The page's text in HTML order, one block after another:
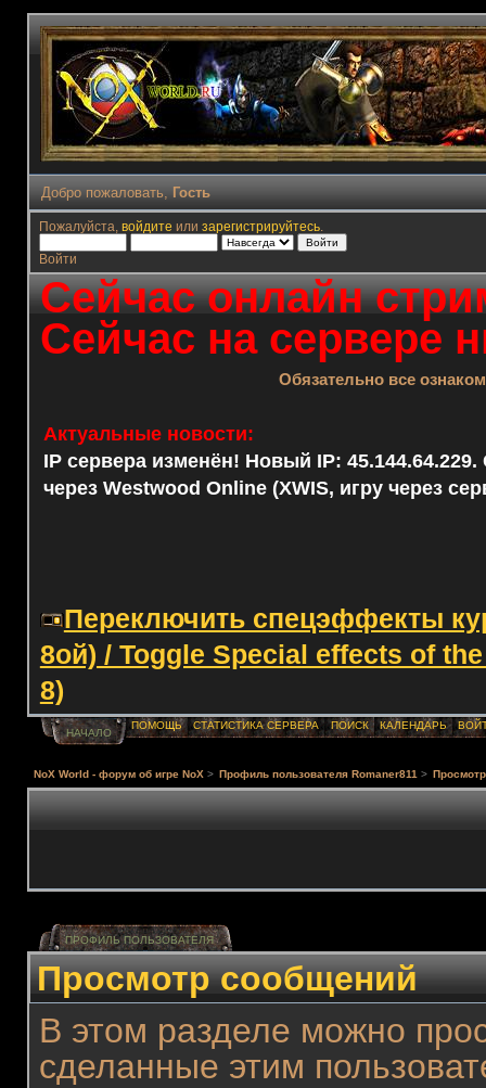
Добро пожаловать, Гость
Пожалуйста, войдите или зарегистрируйтесь.
Войти
Сейчас онлайн
Сейчас на сервере
Обязательно все
Актуальные новости:
IP сервера изменён! Новый IP: 45.144.64.229.
через Westwood Online (XWIS, игру через
Переключить спецэффекты
8ой) / Toggle Special effects of
8)
НАЧАЛО
ПОМОЩЬ СТАТИСТИКА СЕРВЕРА ПОИСК КАЛЕНДАРЬ
NoX World - форум об игре NoX > Профиль пользователя Romaner811 >
ПРОФИЛЬ ПОЛЬЗОВАТЕЛЯ
Просмотр сообщений
В этом разделе можно
сделанные этим